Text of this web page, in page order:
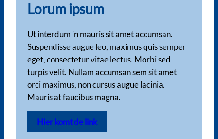
Lorum ipsum
Ut interdum in mauris sit amet accumsan.
Suspendisse augue leo, maximus quis semper
eget, consectetur vitae lectus. Morbi sed
turpis velit. Nullam accumsan sem sit amet
orci maximus, non cursus augue lacinia.
Mauris at faucibus magna.
Hier komt de link